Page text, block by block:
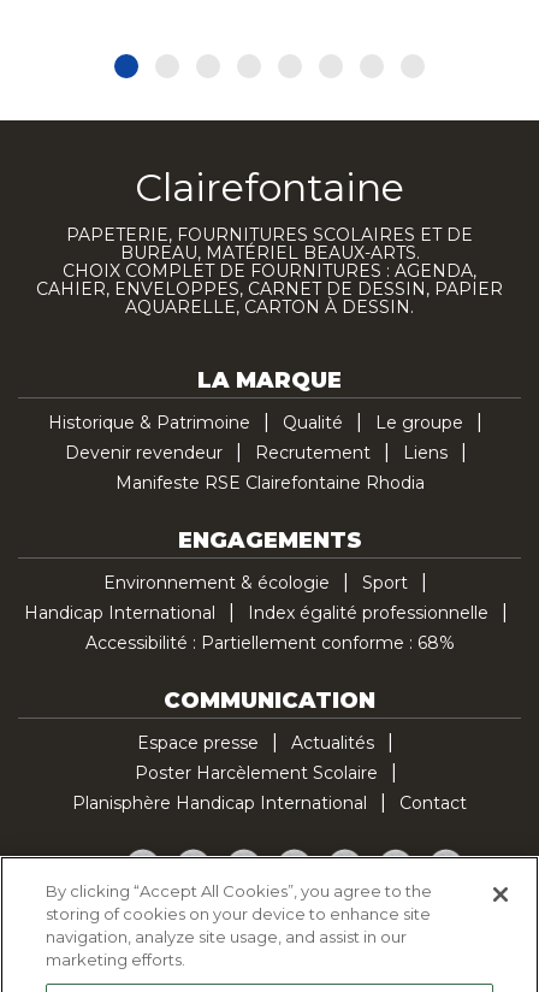
Clairefontaine
PAPETERIE, FOURNITURES SCOLAIRES ET DE
BUREAU, MATÉRIEL BEAUX-ARTS.
CHOIX COMPLET DE FOURNITURES : AGENDA,
CAHIER, ENVELOPPES, CARNET DE DESSIN, PAPIER
AQUARELLE, CARTON À DESSIN.
LA MARQUE
Historique & Patrimoine Qualité
Le groupe
Devenir revendeur
Recrutement
Liens
Manifeste RSE Clairefontaine Rhodia
ENGAGEMENTS
Environnement & écologie
Sport
Handicap International
Index égalité professionnelle
Accessibilité : Partiellement conforme : 68%
COMMUNICATION
Espace presse
Actualités
Poster Harcèlement Scolaire
Planisphère Handicap International
Contact
Facebook
TwitterYouTubePinterestInstagramLinkedInTikTok
Politique d'utilisation des cookies
Politique de confidentialité
By clicking “Accept All Cookies”, you agree to the
storing of cookies on your device to enhance site
navigation, analyze site usage, and assist in our
marketing efforts.